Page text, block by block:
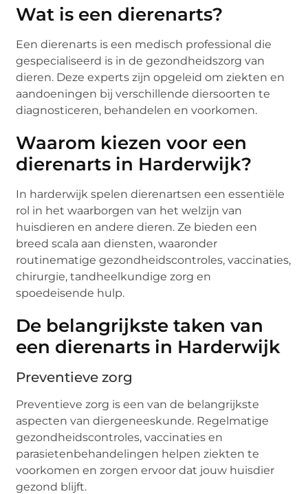
Wat is een dierenarts?
Een dierenarts is een medisch professional die
gespecialiseerd is in de gezondheidszorg van
dieren. Deze experts zijn opgeleid om ziekten en
aandoeningen bij verschillende diersoorten te
diagnosticeren, behandelen en voorkomen.
Waarom kiezen voor een
dierenarts in Harderwijk?
In harderwijk spelen dierenartsen een essentiële
rol in het waarborgen van het welzijn van
huisdieren en andere dieren. Ze bieden een
breed scala aan diensten, waaronder
routinematige gezondheidscontroles, vaccinaties,
chirurgie, tandheelkundige zorg en
spoedeisende hulp.
De belangrijkste taken van
een dierenarts in Harderwijk
Preventieve zorg
Preventieve zorg is een van de belangrijkste
aspecten van diergeneeskunde. Regelmatige
gezondheidscontroles, vaccinaties en
parasietenbehandelingen helpen ziekten te
voorkomen en zorgen ervoor dat jouw huisdier
gezond blijft.